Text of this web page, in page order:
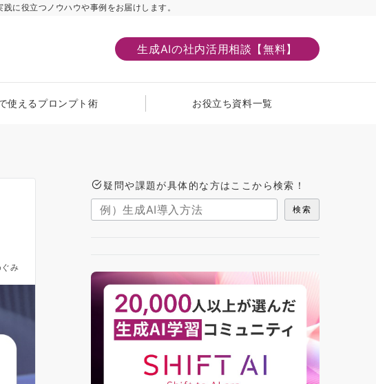
に役立つノウハウや事例をお届けします。
生成AIの社内活用相談【無料】
使えるプロンプト術 お役立ち資料一覧
み
疑問や課題が具体的な方はここから検索！
検索